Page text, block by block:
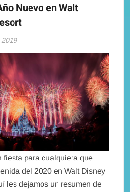
Nuevo en Walt
2019
fiesta para cualquiera que
del 2020 en Walt Disney
les dejamos un resumen de